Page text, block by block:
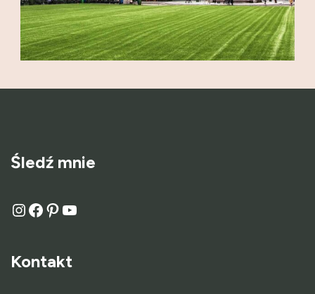
Śledź mnie
Kontakt